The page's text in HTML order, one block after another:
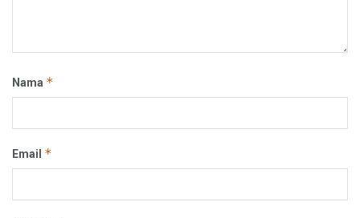
Nama *
Email *